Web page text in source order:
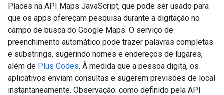
Places na API Maps JavaScript, que pode ser usado para
que os apps ofereçam pesquisa durante a digitação no
campo de busca do Google Maps. O serviço de
preenchimento automático pode trazer palavras completas
e substrings, sugerindo nomes e endereços de lugares,
além de Plus Codes. À medida que a pessoa digita, os
aplicativos enviam consultas e sugerem previsões de local
instantaneamente. Observação: como definido pela API